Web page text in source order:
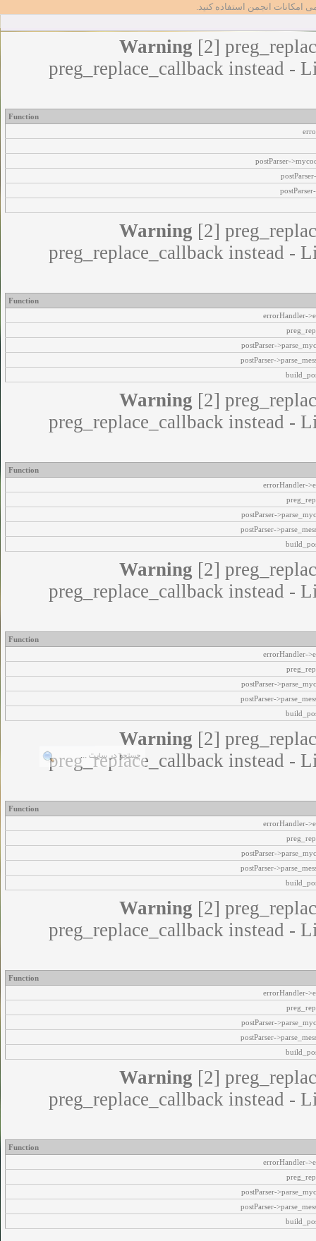
امکانات انجمن استفاده کنید.
Warning [2]
preg_replace_callback instead -
Function
postParser-
Warning [2]
preg_replace_callback instead -
Function
errorHandler-
postParser-
postParser-
Warning [2]
preg_replace_callback instead -
Function
errorHandler-
postParser-
postParser-
Warning [2]
preg_replace_callback instead -
Function
errorHandler-
postParser-
postParser-
Warning [2]
preg_replace_callback instead -
Function
errorHandler-
postParser-
postParser-
Warning [2]
preg_replace_callback instead -
Function
errorHandler-
postParser-
postParser-
Warning [2]
preg_replace_callback instead -
Function
errorHandler-
postParser-
postParser-